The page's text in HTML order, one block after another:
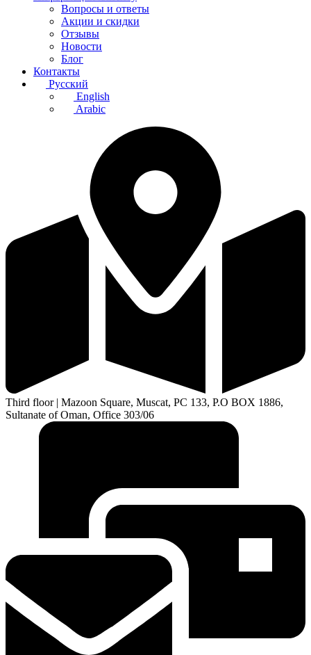
Вопросы и ответы
Акции и скидки
Отзывы
Новости
Блог
Контакты
Русский
English
Arabic
Third floor | Mazoon Square, Muscat, PC 133, P.O BOX 1886,
Sultanate of Oman, Office 303/06